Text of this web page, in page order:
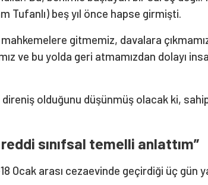
Tufanlı) beş yıl önce hapse girmişti.
gitmemiz, davalara
ve bu yolda geri atmamızdan dolayı
direniş olduğunu düşünmüş olacak ki,
sınıfsal temelli anlattım”
Ocak arası cezaevinde geçirdiği üç gün